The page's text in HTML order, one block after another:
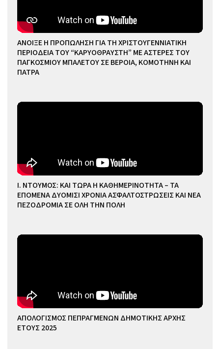
ΑΝΟΙΞΕ Η ΠΡΟΠΩΛΗΣΗ ΓΙΑ ΤΗ ΧΡΙΣΤΟΥΓΕΝΝΙΑΤΙΚΗ
ΠΕΡΙΟΔΕΙΑ ΤΟΥ “ΚΑΡΥΟΘΡΑΥΣΤΗ” ΜΕ ΑΣΤΕΡΕΣ ΤΟΥ
ΠΑΓΚΟΣΜΙΟΥ ΜΠΑΛΕΤΟΥ ΣΕ ΒΕΡΟΙΑ, ΚΟΜΟΤΗΝΗ ΚΑΙ
ΠΑΤΡΑ
Ι. ΝΤΟΥΜΟΣ: ΚΑΙ ΤΩΡΑ Η ΚΑΘΗΜΕΡΙΝΟΤΗΤΑ – ΤΑ
ΕΠΟΜΕΝΑ ΔΥΟΜΙΣΙ ΧΡΟΝΙΑ ΑΣΦΑΛΤΟΣΤΡΩΣΕΙΣ ΚΑΙ ΝΕΑ
ΠΕΖΟΔΡΟΜΙΑ ΣΕ ΟΛΗ ΤΗΝ ΠΟΛΗ
ΑΠΟΛΟΓΙΣΜΟΣ ΠΕΠΡΑΓΜΕΝΩΝ ΔΗΜΟΤΙΚΗΣ ΑΡΧΗΣ
ΕΤΟΥΣ 2025